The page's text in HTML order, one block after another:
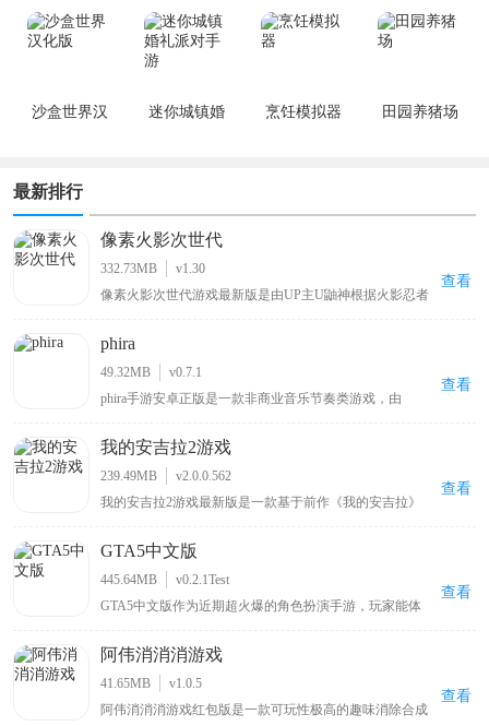
新版
手机版
沙盒世界汉
迷你城镇婚
烹饪模拟器 田园养猪场
最新排行
像素火影次世代
332.73MB
v1.30
像素火影次世代游戏最新版是由UP主U鼬神根据火影忍者
佩恩、宇智波斑「秽土转生·解」等多位原作角色，每个角
色拥有独特的技能组合与秘卷系统，玩家可通过连招、位
移与特殊技实现高自由度操作。除单人剧情外，还包含对
战、忍界大战、无尽试炼、演练等玩法，满足休闲刷本与
查看
phira
49.32MB
v0.7.1
phira手游安卓正版是一款非商业音乐节奏类游戏，由
自制音乐谱，包括网上知名度很高的零号车辆、喜之郎果
肉果冻、我要当太空人、初音未来的消失等原创歌曲关卡
都可以在这里找到，可以让玩家在玩游戏的同时也能听音
乐。
查看
我的安吉拉2游戏
239.49MB
v2.0.0.562
我的安吉拉2游戏最新版是一款基于前作《我的安吉拉》
还加强了安吉拉的形象，使其变得更加活灵活现，给予了
玩家身临其境的代入感。游戏的操作十分简单，与前作基
本相同，在游戏初期有着非常细致的新手引导系统，玩家
不用担心上手很难。
查看
GTA5中文版
445.64MB
v0.2.1Test
GTA5中文版作为近期超火爆的角色扮演手游，玩家能体
操作，能在手机上尽享游戏乐趣，还可在游戏里邀请好友
一同加入，感受GTA5最新手机版带来的精彩体验。
查看
阿伟消消消游戏
41.65MB
v1.0.5
阿伟消消消游戏红包版是一款可玩性极高的趣味消除合成
查看